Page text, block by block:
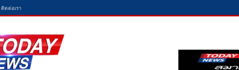
ติดต่อเรา